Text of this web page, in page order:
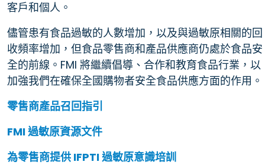
客戶和個人。
儘管患有食品過敏的人數增加，以及與過敏原相關的回
收頻率增加，但食品零售商和產品供應商仍處於食品安
全的前線。FMI 將繼續倡導、合作和教育食品行業，以
加強我們在確保全國購物者安全食品供應方面的作用。
零售商產品召回指引
FMI 過敏原資源文件
為零售商提供 IFPTI 過敏原意識培訓